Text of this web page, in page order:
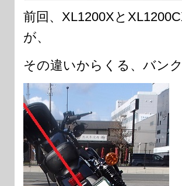
前回、XL1200Xと
が、
その違いからくる、バン